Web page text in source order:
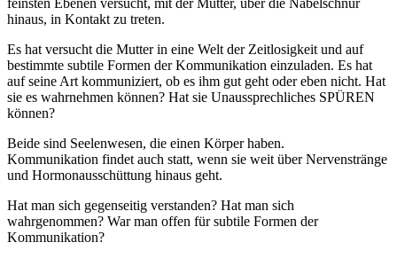
hinaus, in Kontakt zu treten.
Es hat versucht die Mutter in eine Welt der Zeitlosigkeit und auf
bestimmte subtile Formen der Kommunikation einzuladen. Es hat
auf seine Art kommuniziert, ob es ihm gut geht oder eben nicht. Hat
sie es wahrnehmen können? Hat sie Unaussprechliches SPÜREN
können?
Beide sind Seelenwesen, die einen Körper haben.
Kommunikation findet auch statt, wenn sie weit über Nervenstränge
und Hormonausschüttung hinaus geht.
Hat man sich gegenseitig verstanden? Hat man sich
wahrgenommen? War man offen für subtile Formen der
Kommunikation?